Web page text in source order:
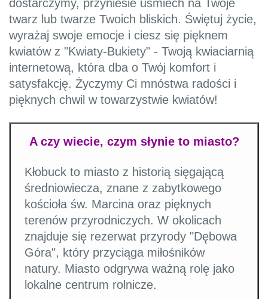
dostarczymy, przyniesie uśmiech na Twoje
twarz lub twarze Twoich bliskich. Świętuj życie,
wyrażaj swoje emocje i ciesz się pięknem
kwiatów z "Kwiaty-Bukiety" - Twoją kwiaciarnią
internetową, która dba o Twój komfort i
satysfakcję. Życzymy Ci mnóstwa radości i
pięknych chwil w towarzystwie kwiatów!
A czy wiecie, czym słynie to miasto?
Kłobuck to miasto z historią sięgającą
średniowiecza, znane z zabytkowego
kościoła św. Marcina oraz pięknych
terenów przyrodniczych. W okolicach
znajduje się rezerwat przyrody "Dębowa
Góra", który przyciąga miłośników
natury. Miasto odgrywa ważną rolę jako
lokalne centrum rolnicze.